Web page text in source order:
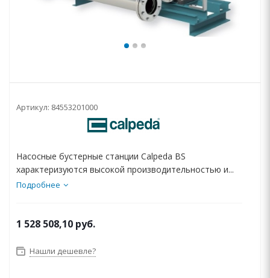
Артикул: 84553201000
Насосные бустерные станции Calpeda BS
характеризуются высокой производительностью и...
Подробнее
1 528 508,10 руб.
Нашли дешевле?